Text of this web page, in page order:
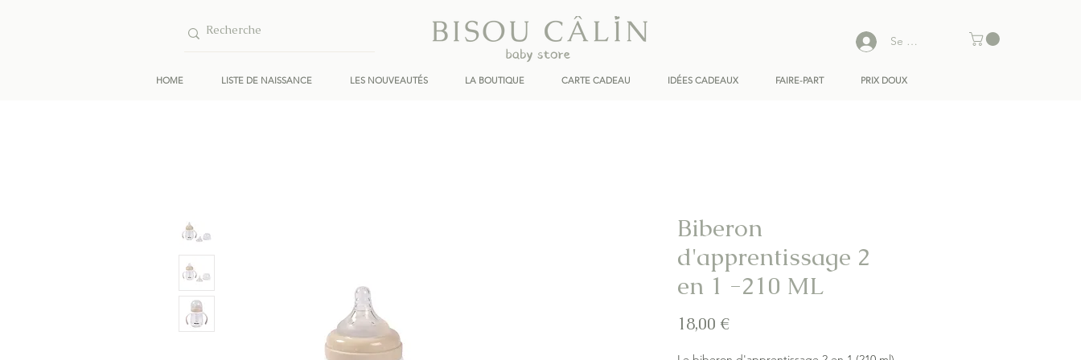
HOME LISTE DE NAISSANCE LES NOUVEAUTÉS LA BOUTIQUE CARTE CADEAU IDÉES CADEAUX FAIRE-PART PRIX DOUX
Se connecter
Biberon
d'apprentissage 2
en 1 -210 ML
18,00 €Prix